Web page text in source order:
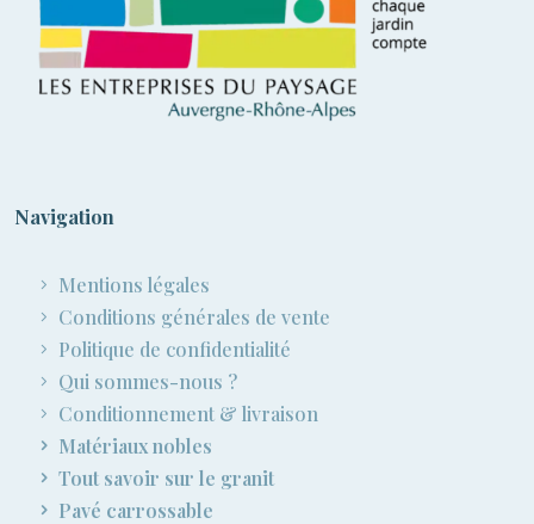
Navigation
Mentions légales
Conditions générales de vente
Politique de confidentialité
Qui sommes-nous ?
Conditionnement & livraison
Matériaux nobles
Tout savoir sur le granit
Pavé carrossable